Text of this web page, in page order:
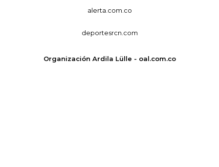
alerta.com.co
deportesrcn.com
Organización Ardila Lülle - oal.com.co